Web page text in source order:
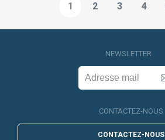
1 2 3 4
NEWSLETTER
CONTACTEZ-NOUS
CONTACTEZ-NOUS